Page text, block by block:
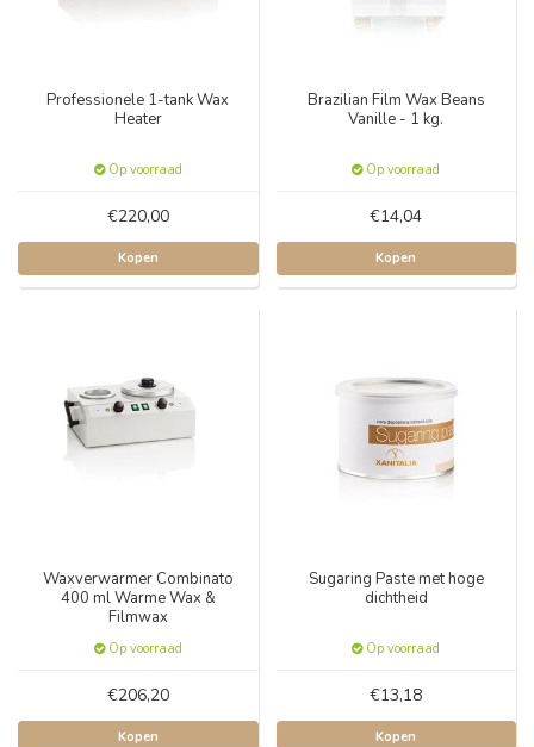
Professionele 1-tank Wax
Heater
Op voorraad
€220,00
Kopen
Brazilian Film Wax Beans
Vanille - 1 kg.
Op voorraad
€14,04
Kopen
Waxverwarmer Combinato
400 ml Warme Wax &
Filmwax
Op voorraad
€206,20
Kopen
Sugaring Paste met hoge
dichtheid
Op voorraad
€13,18
Kopen